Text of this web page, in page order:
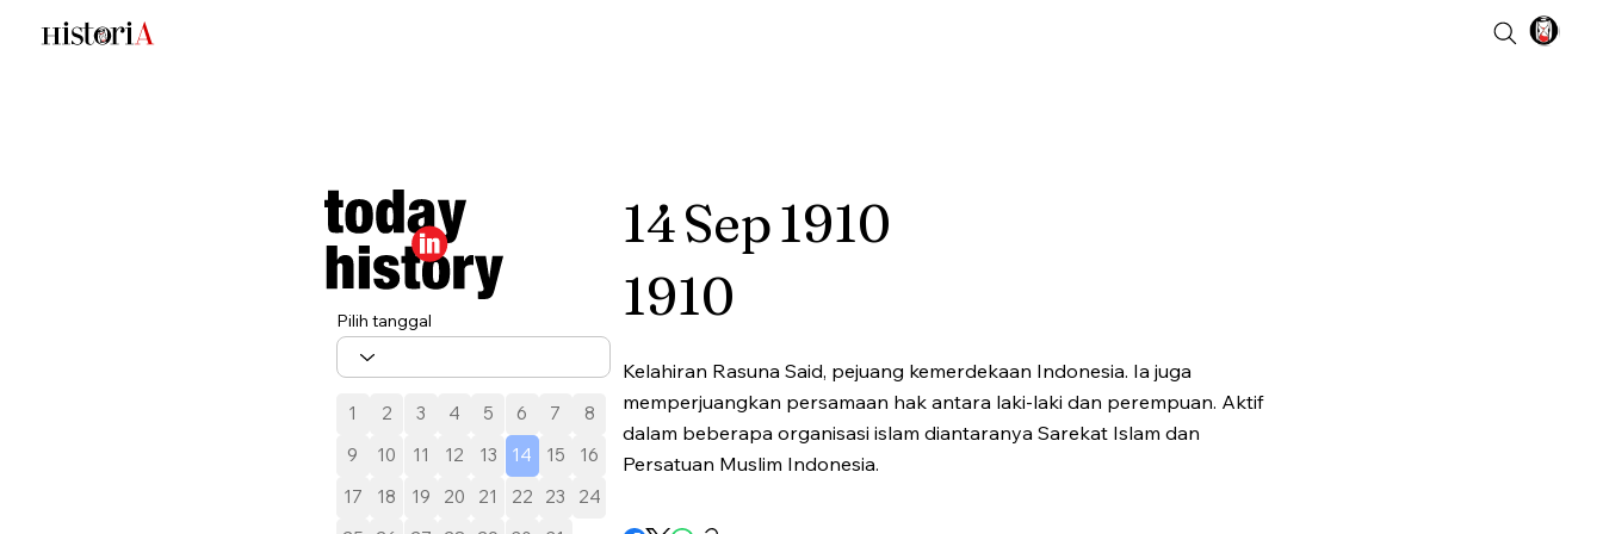
Pilih tanggal
1 2 3 4 5 6 7
8
9
10 11 12 13 14 15
16
17
18 19 20 21 22 23
24
14Sep1910
1910
Kelahiran Rasuna Said, pejuang kemerdekaan Indonesia. Ia juga
memperjuangkan persamaan hak antara laki-laki dan perempuan. Aktif
dalam beberapa organisasi islam diantaranya Sarekat Islam dan
Persatuan Muslim Indonesia.